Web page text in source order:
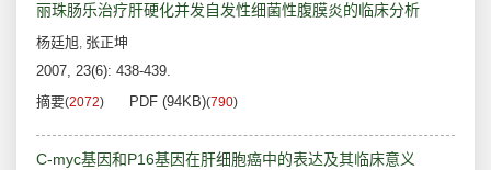
丽珠肠乐治疗肝硬化并发自发性细菌性腹膜炎的临床分析
杨廷旭, 张正坤
2007, 23(6): 438-439.
摘要(2072) PDF (94KB)(790)
C-myc基因和P16基因在肝细胞癌中的表达及其临床意义